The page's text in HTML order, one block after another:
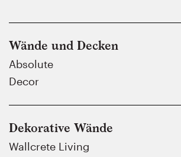
Wände und Decken
Absolute
Decor
Dekorative Wände
Wallcrete Living